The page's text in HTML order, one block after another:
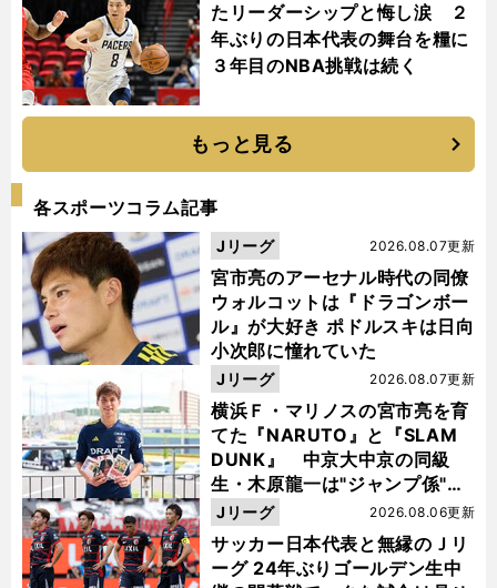
たリーダーシップと悔し涙 ２
年ぶりの日本代表の舞台を糧に
３年目のNBA挑戦は続く
もっと見る
各スポーツコラム記事
宮市亮のアーセナル時代の同僚
ウォルコットは『ドラゴンボー
ル』が大好き ポドルスキは日向
小次郎に憧れていた
2026.08.07更新
Jリーグ
横浜Ｆ・マリノスの宮市亮を育
てた『NARUTO』と『SLAM
DUNK』 中京大中京の同級
生・木原龍一は"ジャンプ係"だ
った
2026.08.07更新
Jリーグ
サッカー日本代表と無縁のＪリ
ーグ 24年ぶりゴールデン生中
2026.08.06更新
Jリーグ